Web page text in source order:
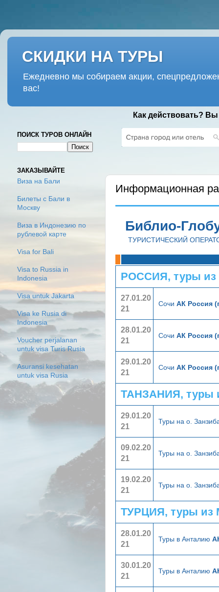
СКИДКИ НА ТУРЫ
Ежедневно мы собираем акции,
вас!
Как действовать?
Информационная
Библио-
ТУРИСТИЧЕСКИЙ
РОССИЯ, туры
27.01.20
21
Сочи АК Россия
28.01.20
21
Сочи АК Россия
29.01.20
21
Сочи АК Россия
ТАНЗАНИЯ, туры
29.01.20
21
Туры на о.
09.02.20
21
Туры на о.
19.02.20
21
Туры на о.
ТУРЦИЯ, туры из
28.01.20
21
Туры в Анталию
30.01.20
21
Туры в Анталию
ПОИСК ТУРОВ ОНЛАЙН
ЗАКАЗЫВАЙТЕ
Виза на Бали
Билеты с Бали в
Москву
Виза в Индонезию по
рублевой карте
Visa for Bali
Visa to Russia in
Indonesia
Visa untuk Jakarta
Visa ke Rusia di
Indonesia
Voucher perjalanan
untuk visa Turis Rusia
Asuransi kesehatan
untuk visa Rusia